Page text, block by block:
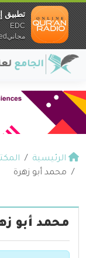
الرئيسية
محمد أبو زهرة
محمد أبو
تطبيق
EDC
مجانيundefined